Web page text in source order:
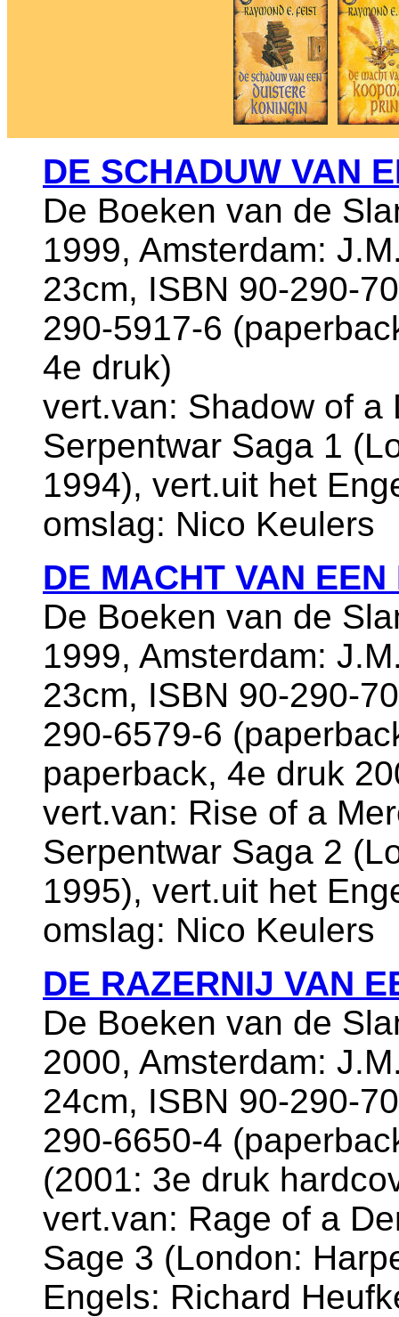
DE SCHADUW VAN
De Boeken van de
1999, Amsterdam:
23cm, ISBN 90-290-
290-5917-6
4e druk)
vert.van: Shadow of
Serpentwar Saga 1
1994), vert.uit het
omslag: Nico Keulers
DE MACHT VAN
De Boeken van de
1999, Amsterdam:
23cm, ISBN 90-290-
290-6579-6
paperback, 4e druk
vert.van: Rise of a
Serpentwar Saga 2
1995), vert.uit het
omslag: Nico Keulers
DE RAZERNIJ VAN
De Boeken van de
2000, Amsterdam:
24cm, ISBN 90-290-
290-6650-4
(2001: 3e druk
vert.van: Rage of a
Sage 3 (London:
Engels: Richard